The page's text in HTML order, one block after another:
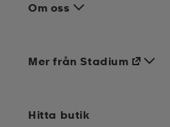
Om oss
Mer från Stadium
Hitta butik